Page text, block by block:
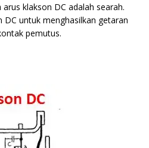
klakson DC adalah searah.
DC untuk menghasilkan getaran
pemutus.